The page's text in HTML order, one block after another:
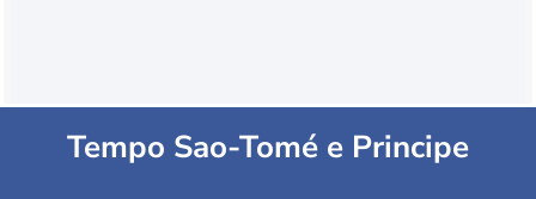
Tempo Sao-Tomé e Principe